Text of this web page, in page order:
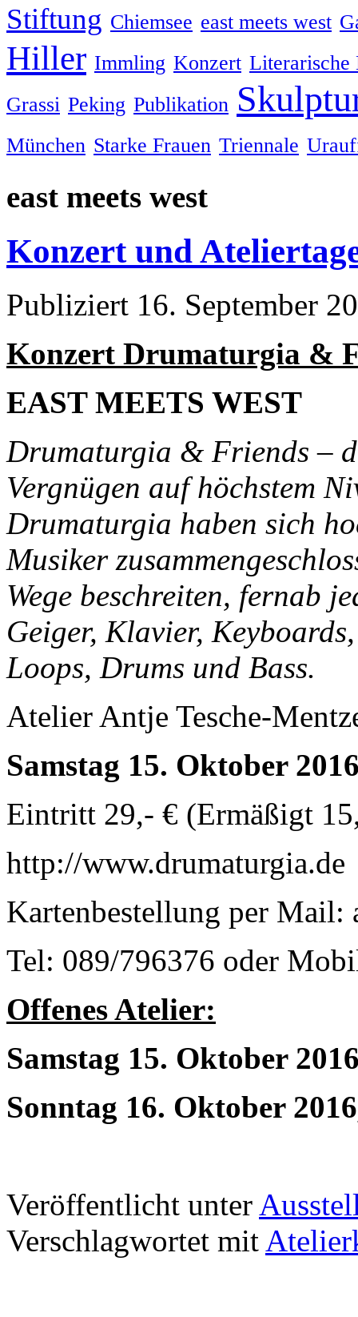
Stiftung Chiemsee east meets west
Hiller Immling Konzert Literarische
Grassi Peking Publikation
München Starke Frauen Triennale
east meets west
Konzert und
Publiziert 16. September
Konzert Drumaturgia &
EAST MEETS WEST
Drumaturgia & Friends –
Vergnügen auf höchstem
Drumaturgia haben sich
Musiker
Wege beschreiten, fernab
Geiger, Klavier,
Loops, Drums und Bass.
Atelier Antje Tesche-
Samstag 15. Oktober
Eintritt 29,- € (Ermäßigt
http://www.drumaturgia.de
Kartenbestellung per Mail:
Tel: 089/796376 oder
Offenes Atelier:
Samstag 15. Oktober
Sonntag 16. Oktober
Veröffentlicht unter
Verschlagwortet mit